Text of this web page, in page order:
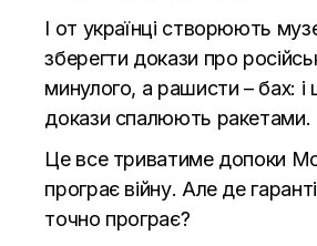
І от українці створюють
зберегти докази про
минулого, а рашисти – бах: і
докази спалюють ракетами.
Це все триватиме допоки
програє війну. Але де
точно програє?